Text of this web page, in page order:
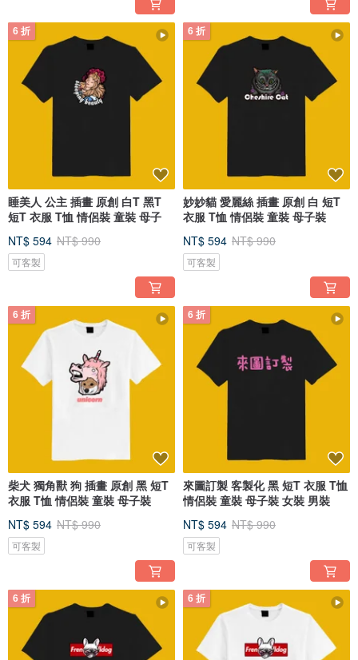
6 折
睡美人 公主 插畫 原創 白T 黑T
短T 衣服 T恤 情侶裝 童裝 母子
NT$ 594 NT$ 990
可客製
6 折
妙妙貓 愛麗絲 插畫 原創 白 短T
衣服 T恤 情侶裝 童裝 母子裝
NT$ 594 NT$ 990
可客製
6 折
柴犬 獨角獸 狗 插畫 原創 黑 短T
衣服 T恤 情侶裝 童裝 母子裝
NT$ 594 NT$ 990
可客製
6 折
來圖訂製 客製化 黑 短T 衣服 T恤
情侶裝 童裝 母子裝 女裝 男裝
NT$ 594 NT$ 990
可客製
6 折 6 折